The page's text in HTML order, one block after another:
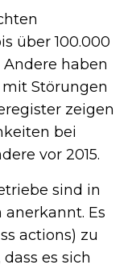
über 100.000
haben
Störungen
zeigen
bei
vor 2015.
sind in
Es
actions) zu
es sich